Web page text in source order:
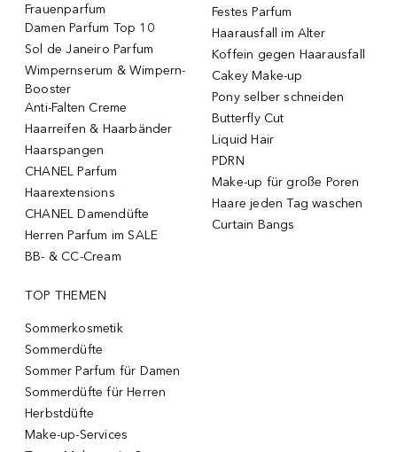
Frauenparfum
Damen Parfum Top 10
Sol de Janeiro Parfum
Wimpernserum & Wimpern-
Booster
Anti-Falten Creme
Haarreifen & Haarbänder
Haarspangen
CHANEL Parfum
Haarextensions
CHANEL Damendüfte
Herren Parfum im SALE
BB- & CC-Cream
Festes Parfum
Haarausfall im Alter
Koffein gegen Haarausfall
Cakey Make-up
Pony selber schneiden
Butterfly Cut
Liquid Hair
PDRN
Make-up für große Poren
Haare jeden Tag waschen
Curtain Bangs
TOP THEMEN
Sommerkosmetik
Sommerdüfte
Sommer Parfum für Damen
Sommerdüfte für Herren
Herbstdüfte
Make-up-Services